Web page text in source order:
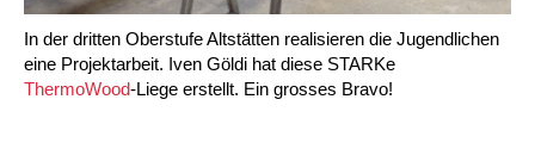
In der dritten Oberstufe Altstätten realisieren die Jugendlichen
eine Projektarbeit. Iven Göldi hat diese STARKe
ThermoWood-Liege erstellt. Ein grosses Bravo!